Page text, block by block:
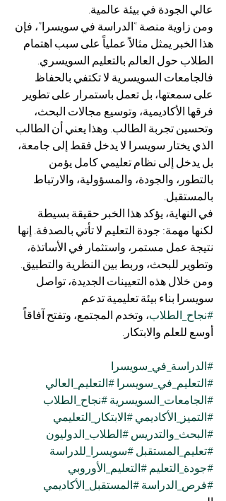
عالي الجودة في بيئة عالمية.
ومن زاوية منصة “الدراسة في سويسرا”، فإن
هذا الخبر يمثل مثالاً عملياً على سبب اهتمام
الطلاب حول العالم بالتعليم السويسري.
فالجامعات السويسرية لا تكتفي بالحفاظ
على سمعتها، بل تعمل باستمرار على تطوير
فرقها الأكاديمية، وتوسيع مجالات البحث،
وتحسين تجربة الطالب. وهذا يعني أن الطالب
الذي يختار سويسرا لا يدخل فقط إلى جامعة،
بل يدخل إلى نظام تعليمي كامل يؤمن
بالتطور، والجودة، والمسؤولية، والارتباط
بالمستقبل.
في النهاية، يؤكد هذا الخبر حقيقة بسيطة
لكنها مهمة: جودة التعليم لا تأتي بالصدفة. إنها
نتيجة عمل مستمر، واستثمار في الأساتذة،
وتطوير للبحث، وربط بين النظرية والتطبيق.
ومن خلال هذه التعيينات الجديدة، تواصل
سويسرا بناء بيئة تعليمية تدعم
#نجاح_الطلاب، وتخدم المجتمع، وتفتح آفاقاً
أوسع للعلم والابتكار.
#الدراسة_في_سويسرا
#التعليم_في_سويسرا #التعليم_العالي
#الجامعات_السويسرية #نجاح_الطلاب
#التميز_الأكاديمي #الابتكار_التعليمي
#البحث_والتدريس #الطلاب_الدوليون
#تعليم_المستقبل #سويسرا_للدراسة
#جودة_التعليم #التعليم_الأوروبي
#فرص_الدراسة #المستقبل_الأكاديمي